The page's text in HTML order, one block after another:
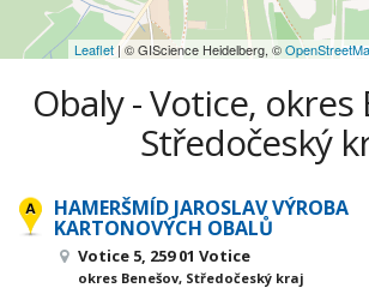
Leaflet | © GIScience Heidelberg, ©
Obaly - Votice, okres
Středočeský
HAMERŠMÍD JAROSLAV VÝROBA
KARTONOVÝCH OBALŮ
Votice 5, 259 01 Votice
okres Benešov, Středočeský kraj